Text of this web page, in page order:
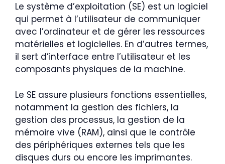
Le système d’exploitation (SE) est un logiciel
qui permet à l’utilisateur de communiquer
avec l’ordinateur et de gérer les ressources
matérielles et logicielles. En d’autres termes,
il sert d’interface entre l’utilisateur et les
composants physiques de la machine.
Le SE assure plusieurs fonctions essentielles,
notamment la gestion des fichiers, la
gestion des processus, la gestion de la
mémoire vive (RAM), ainsi que le contrôle
des périphériques externes tels que les
disques durs ou encore les imprimantes.